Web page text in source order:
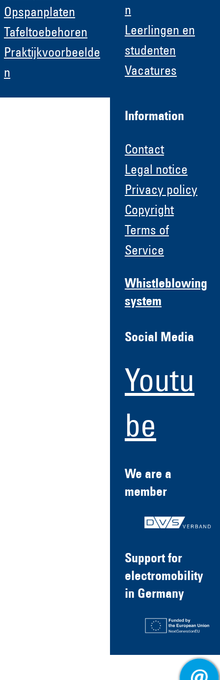
Opspanplaten
Tafeltoebehoren
Praktijkvoorbeelde
n
n
Leerlingen en
studenten
Vacatures
Information
Contact
Legal notice
Privacy policy
Copyright
Terms of
Service
Whistleblowing
system
Social Media
Youtu
be
We are a
member
Support for
electromobility
in Germany